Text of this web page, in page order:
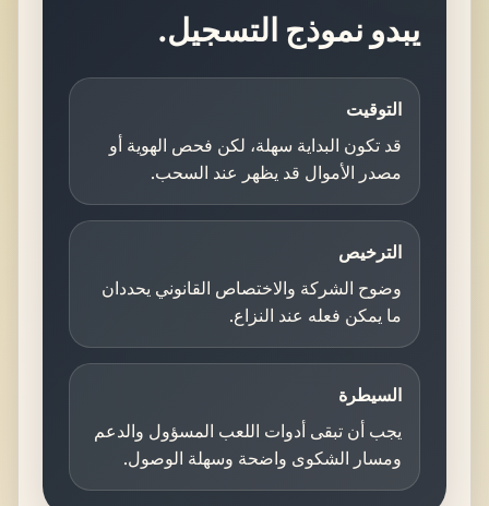
يبدو نموذج التسجيل.
التوقيت
قد تكون البداية سهلة، لكن فحص الهوية أو
مصدر الأموال قد يظهر عند السحب.
الترخيص
وضوح الشركة والاختصاص القانوني يحددان
ما يمكن فعله عند النزاع.
السيطرة
يجب أن تبقى أدوات اللعب المسؤول والدعم
ومسار الشكوى واضحة وسهلة الوصول.